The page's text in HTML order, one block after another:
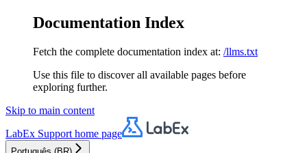
Documentation Index
Fetch the complete documentation index at: /llms.txt
Use this file to discover all available pages before
exploring further.
Skip to main content
LabEx Support home page